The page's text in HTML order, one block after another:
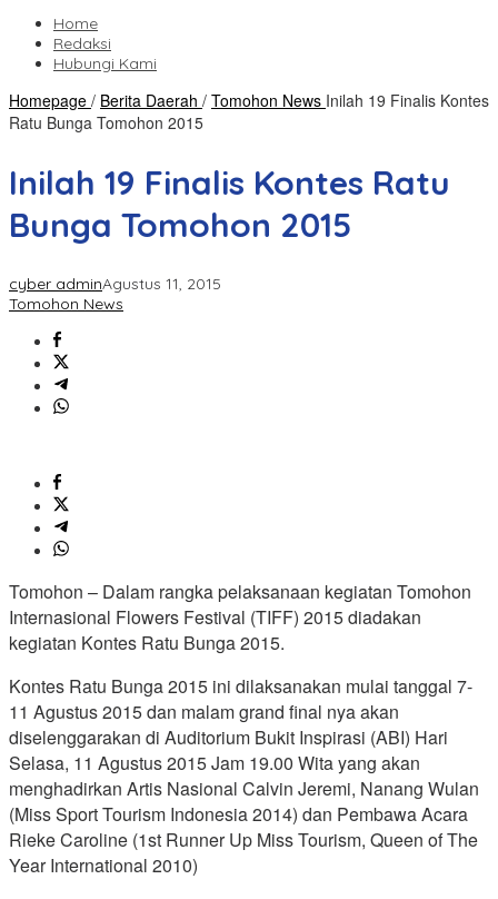
Home
Redaksi
Hubungi Kami
Homepage / Berita Daerah / Tomohon News Inilah 19 Finalis Kontes
Ratu Bunga Tomohon 2015
Inilah 19 Finalis Kontes Ratu
Bunga Tomohon 2015
cyber adminAgustus 11, 2015
Tomohon News
Tomohon – Dalam rangka pelaksanaan kegiatan Tomohon
Internasional Flowers Festival (TIFF) 2015 diadakan
kegiatan Kontes Ratu Bunga 2015.
Kontes Ratu Bunga 2015 ini dilaksanakan mulai tanggal 7-
11 Agustus 2015 dan malam grand final nya akan
diselenggarakan di Auditorium Bukit Inspirasi (ABI) Hari
Selasa, 11 Agustus 2015 Jam 19.00 Wita yang akan
menghadirkan Artis Nasional Calvin Jeremi, Nanang Wulan
(Miss Sport Tourism Indonesia 2014) dan Pembawa Acara
Rieke Caroline (1st Runner Up Miss Tourism, Queen of The
Year International 2010)